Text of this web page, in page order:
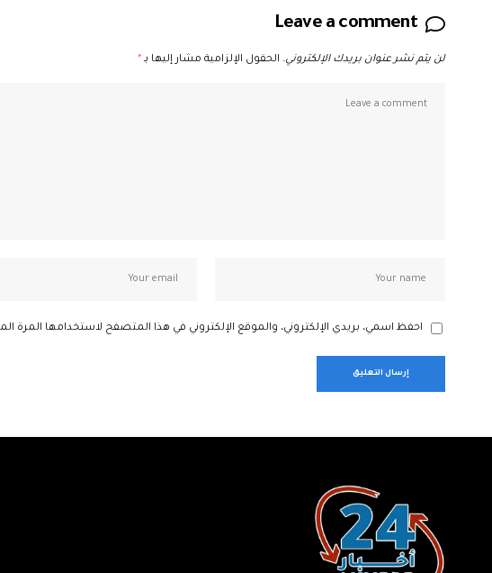
Leave a comment
لن يتم نشر عنوان بريدك الإلكتروني. الحقول الإلزامية مشار إليها بـ*
احفظ اسمي، بريدي الإلكتروني، والموقع الإلكتروني في هذا المتصفح لاستخدامها المرة